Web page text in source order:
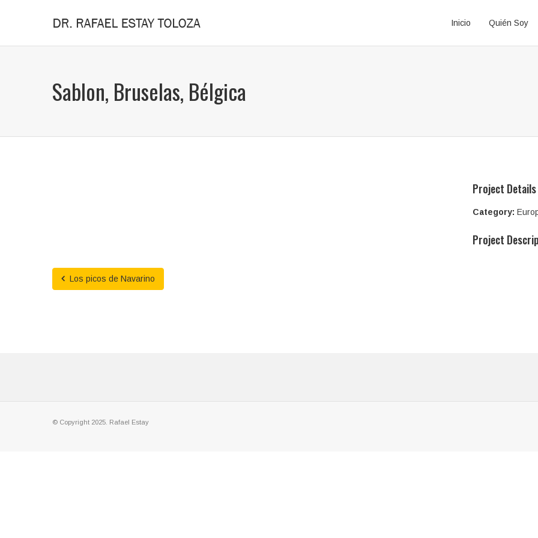
Inicio Quién Soy
Sablon, Bruselas, Bélgica
Project Details
Category:
Project
Los picos de Navarino
© Copyright 2025. Rafael Estay